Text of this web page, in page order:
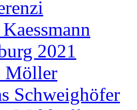
2021
Möller
Schweighöfer